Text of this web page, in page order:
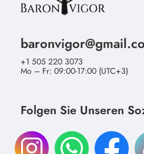
+1 505 220 3073
Mo – Fr: 09:00-17:00 (UTC+3)
Folgen Sie Unseren